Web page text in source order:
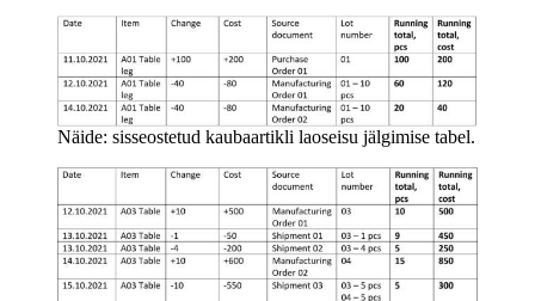
Näide: sisseostetud kaubaartikli laoseisu jälgimise tabel.